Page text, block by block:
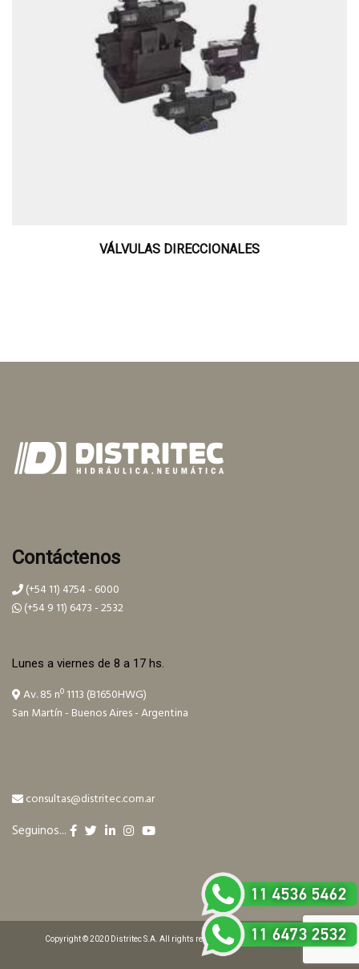
VÁLVULAS DIRECCIONALES
Contáctenos
(+54 11) 4754 - 6000
(+54 9 11) 6473 - 2532
Lunes a viernes de 8 a 17 hs.
Av. 85 nº 1113 (B1650HWG)
San Martín - Buenos Aires - Argentina
consultas@distritec.com.ar
Seguinos...
Copyright © 2020 Distritec S.A. All rights reserved. Design by ilitia.com.ar